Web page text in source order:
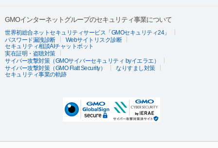
GMOインターネットグループのセキュリティ事業について
世界初総合ネットセキュリティサービス「GMOセキュリティ24」
パスワード漏洩診断
Webサイトリスク診断
セキュリティ相談AIチャットボット
実在証明・盗聴対策
サイバー攻撃対策（GMOサイバーセキュリティ byイエラエ）
サイバー攻撃対策（GMO Flatt Security）
なりすまし対策
セキュリティ事業の軌跡